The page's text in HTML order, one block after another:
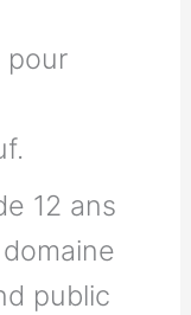
pour
12 ans
public